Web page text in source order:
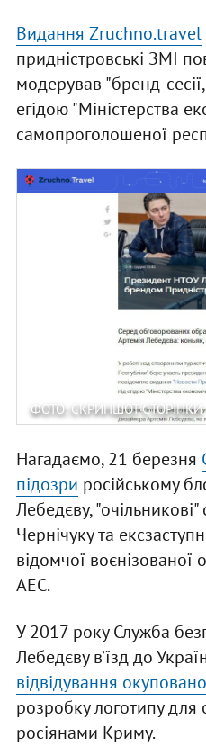
Видання Zruchno.travel
придністровські ЗМІ
модерував "бренд-
егідою "Міністерства
самопроголошеної
ФОТО: СКРИНШОТ СТОРІНКИ
Нагадаємо, 21 березня
підозри російському
Лебедєву,
Чернічуку та
відомчої воєнізованої
АЕС.
У 2017 року Служба
Лебедєву в’їзд до
відвідування
розробку логотипу для
росіянами Криму.